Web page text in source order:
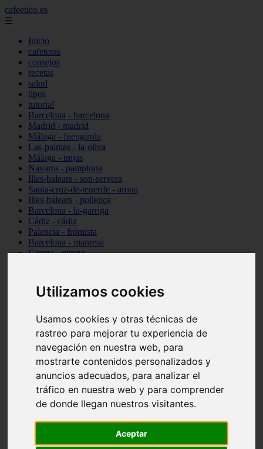
Utilizamos cookies
Usamos cookies y otras técnicas de
rastreo para mejorar tu experiencia de
navegación en nuestra web, para
mostrarte contenidos personalizados y
anuncios adecuados, para analizar el
tráfico en nuestra web y para comprender
de donde llegan nuestros visitantes.
Aceptar
cafeetico.es
☰
Inicio
cafeteras
consejos
recetas
salud
tipos
tutorial
Barcelona - barcelona
Madrid - madrid
Málaga - fuengirola
Las-palmas - la-oliva
Málaga - mijas
Navarra - pamplona
Illes-balears - son-servera
Santa-cruz-de-tenerife - arona
Illes-balears - pollença
Barcelona - la-garriga
Cádiz - cádiz
Palencia - frómista
Barcelona - manresa
Girona - girona
Valencia - valencia
Málaga - nerja
A-coruña - santiago-de-compostela
Tarragona - tarragona
Asturias - gijón
Girona - figueres
Madrid - leganés
Almería - roquetas-de-mar
Girona - tossa-de-mar
Barcelona - sant-cugat-del-vallès
Alicante - l39alfàs-del-pi
Barcelona - vilanova-i-la-geltrú
Illes-balears - alcúdia